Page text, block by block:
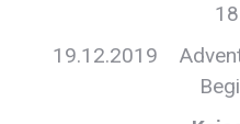
19.12.2019